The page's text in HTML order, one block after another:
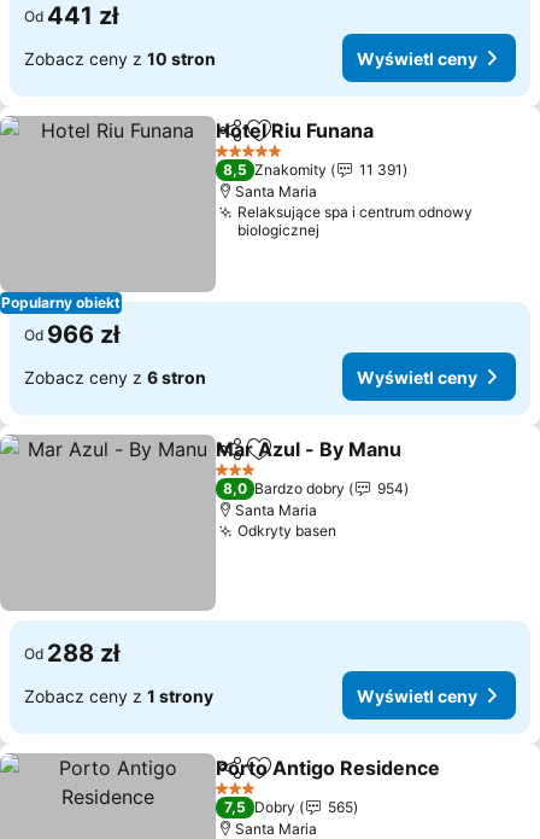
Od 441 zł
Zobacz ceny z 10 stron Wyświetl ceny
Popularny obiekt
UdostępnijDodaj do ulubionych
Hotel Riu Funana
5 Kategoria
8,5 Znakomity
11 391
Santa Maria
Relaksujące spa i centrum odnowy
biologicznej
Od 966 zł
Zobacz ceny z 6 stron Wyświetl ceny
UdostępnijDodaj do ulubionych
Mar Azul - By Manu
3 Kategoria
8,0 Bardzo dobry
954
Santa Maria
Odkryty basen
Od 288 zł
Zobacz ceny z 1 strony Wyświetl ceny
Udostępnij
Dodaj do ulubionych
Porto Antigo Residence
3 Kategoria
7,5 Dobry
565
Santa Maria